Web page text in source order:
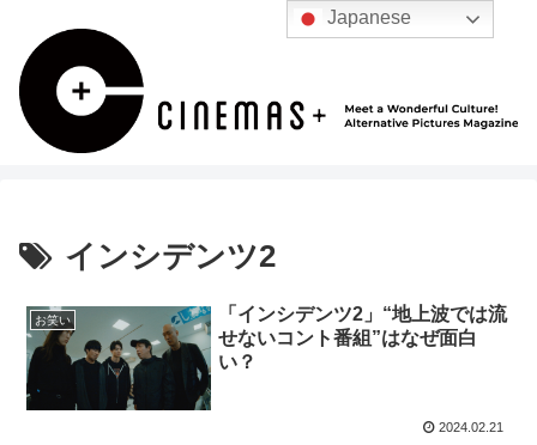
インシデンツ2
お笑い
「インシデンツ2」“地上波では流
せないコント番組”はなぜ面白
い？
2024.02.21
Japanese